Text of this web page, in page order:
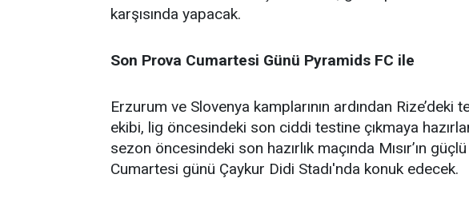
karşısında yapacak.
Son Prova Cumartesi Günü Pyramids FC ile
Erzurum ve Slovenya kamplarının ardından
ekibi, lig öncesindeki son ciddi testine çıkmaya
sezon öncesindeki son hazırlık maçında Mısır’ın
Cumartesi günü Çaykur Didi Stadı'nda konuk edecek.